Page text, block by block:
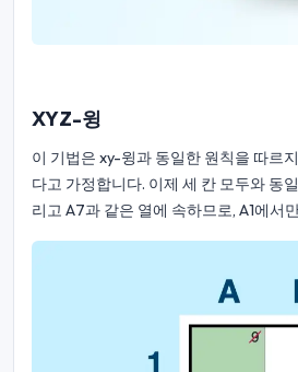
XYZ-윙
이 기법은 xy-윙과 동일한 원칙을 따르
다고 가정합니다. 이제 세 칸 모두와 동
리고 A7과 같은 열에 속하므로, A1에서